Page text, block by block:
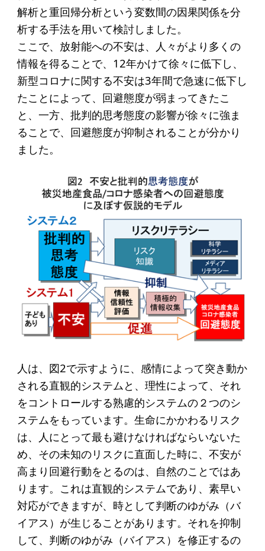
解析と重回帰分析という変数間の因果関係を分
析する手法を用いて検討しました。
ここで、放射能への不安は、人々がより多くの
情報を得ることで、12年かけて徐々に低下し、
新型コロナに関する不安は3年間で急速に低下し
たことによって、回避態度が弱まってきたこ
と、一方、批判的思考態度の影響が徐々に強ま
ることで、回避態度が抑制されることが分かり
ました。
人は、図2で示すように、感情によって突き動か
される直観的システムと、理性によって、それ
をコントロールする熟慮的システムの２つのシ
ステムをもっています。生命にかかわるリスク
は、人にとって最も避けなければならいないた
め、その未知のリスクに直面した時に、不安が
高まり回避行動をとるのは、自然のことではあ
ります。これは直観的システムであり、素早い
対応ができますが、時として判断のゆがみ（バ
イアス）が生じることがあります。それを抑制
して、判断のゆがみ（バイアス）を修正するの